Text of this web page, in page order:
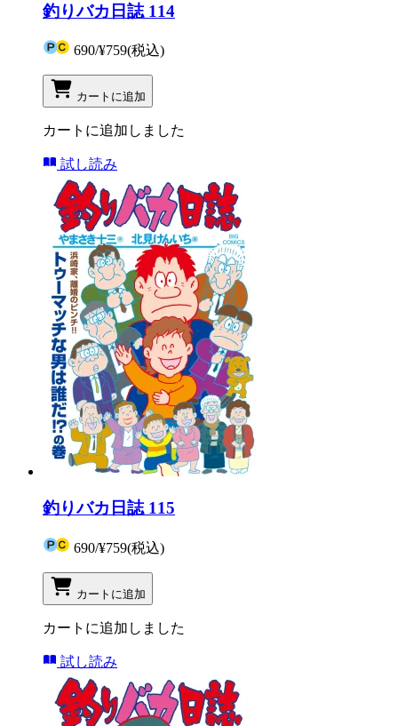
釣りバカ日誌 114
690/¥759(税込)
カートに追加
カートに追加しました
試し読み
釣りバカ日誌 115
690/¥759(税込)
カートに追加
カートに追加しました
試し読み